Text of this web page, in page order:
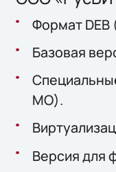
Формат
Базовая
МО).
Версия для